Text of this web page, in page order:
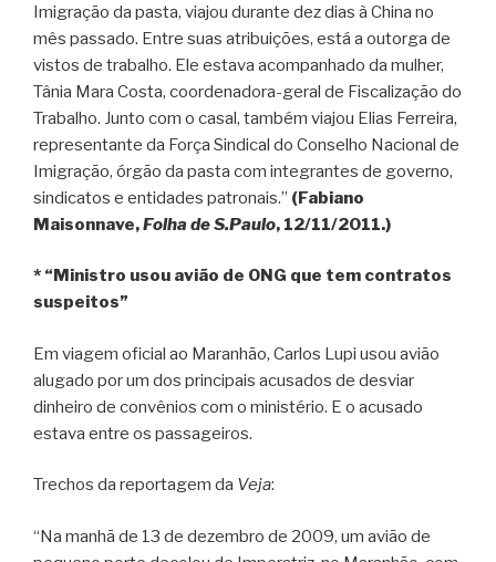
Imigração da pasta, viajou durante dez dias à China no
mês passado. Entre suas atribuições, está a outorga de
vistos de trabalho. Ele estava acompanhado da mulher,
Tânia Mara Costa, coordenadora-geral de Fiscalização do
Trabalho. Junto com o casal, também viajou Elias Ferreira,
representante da Força Sindical do Conselho Nacional de
Imigração, órgão da pasta com integrantes de governo,
sindicatos e entidades patronais.” (Fabiano
Maisonnave,Folha de S.Paulo, 12/11/2011.)
* “Ministro usou avião de ONG que tem contratos
suspeitos”
Em viagem oficial ao Maranhão, Carlos Lupi usou avião
alugado por um dos principais acusados de desviar
dinheiro de convênios com o ministério. E o acusado
estava entre os passageiros.
Trechos da reportagem da Veja:
“Na manhã de 13 de dezembro de 2009, um avião de